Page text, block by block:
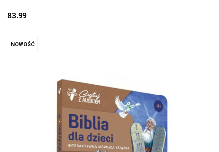
83.99
NOWOŚĆ